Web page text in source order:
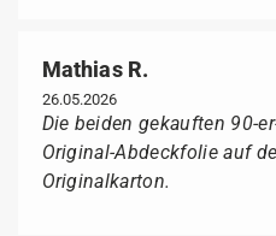
Mathias R.
26.05.2026
Die beiden gekauften 90-
Original-Abdeckfolie auf
Originalkarton.